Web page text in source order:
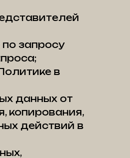
запросу
в
данных от
копирования,
действий в